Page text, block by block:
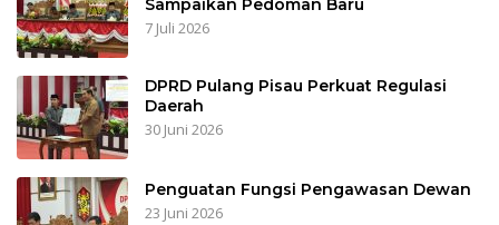
7 Juli 2026
DPRD Pulang Pisau Perkuat Regulasi
Daerah
30 Juni 2026
Penguatan Fungsi Pengawasan Dewan
23 Juni 2026